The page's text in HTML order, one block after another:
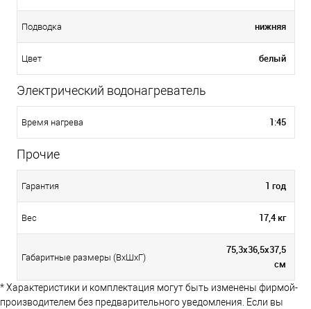
Подводка нижняя
Цвет белый
Электрический водонагреватель
Время нагрева 1:45
Прочие
Гарантия 1 год
Вес 17,4 кг
Габаритные размеры (ВхШхГ)
75,3х36,5х37,5
см
* Характеристики и комплектация могут быть изменены фирмой-
производителем без предварительного уведомления. Если вы